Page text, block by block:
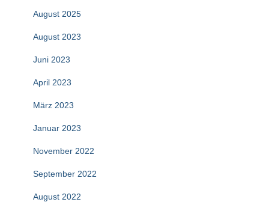
August 2025
August 2023
Juni 2023
April 2023
März 2023
Januar 2023
November 2022
September 2022
August 2022